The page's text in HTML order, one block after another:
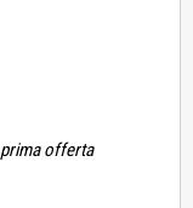
offerta